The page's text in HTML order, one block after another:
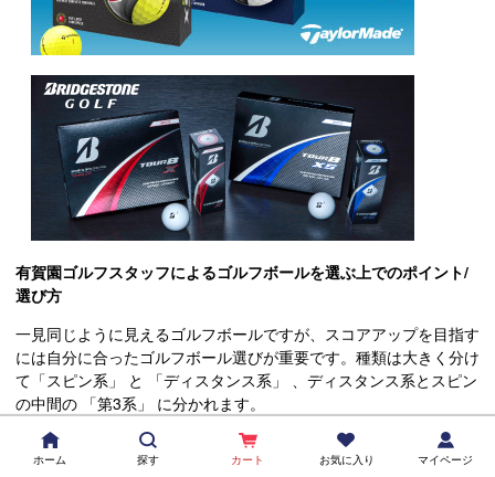
ホーム 探す カート お気に入り マイページ
有賀園ゴルフスタッフによるゴルフボールを選ぶ上でのポイント/
選び方
一見同じように見えるゴルフボールですが、スコアアップを目指す
には自分に合ったゴルフボール選びが重要です。種類は大きく分け
て「スピン系」 と 「ディスタンス系」 、ディスタンス系とスピン
の中間の 「第3系」 に分かれます。
スピンがかかりやすいスピン系 ：スピン系のゴルフボールは表面
が軟らかく、ディスタンス系と比較して中心のコアが硬いタイプの